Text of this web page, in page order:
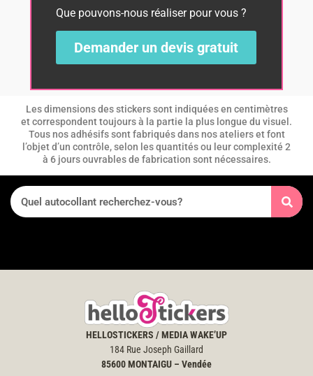
Que pouvons-nous réaliser pour vous ?
Demander un devis gratuit
DEVIS
Les dimensions des stickers sont indiquées en centimètres
et correspondent toujours à la partie la plus longue du visuel.
Tous nos adhésifs sont fabriqués dans nos ateliers et font
l’objet d’un contrôle, selon les quantités ou leur complexité 2
à 6 jours ouvrables de fabrication sont nécessaires.
HELLOSTICKERS / MEDIA WAKE’UP
184 Rue Joseph Gaillard
85600MONTAIGU – Vendée